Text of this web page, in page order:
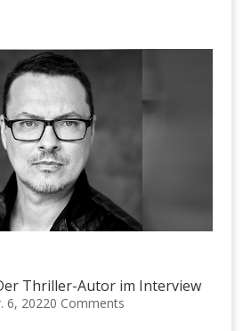
Thriller-Autor im Interview
6, 20220 Comments